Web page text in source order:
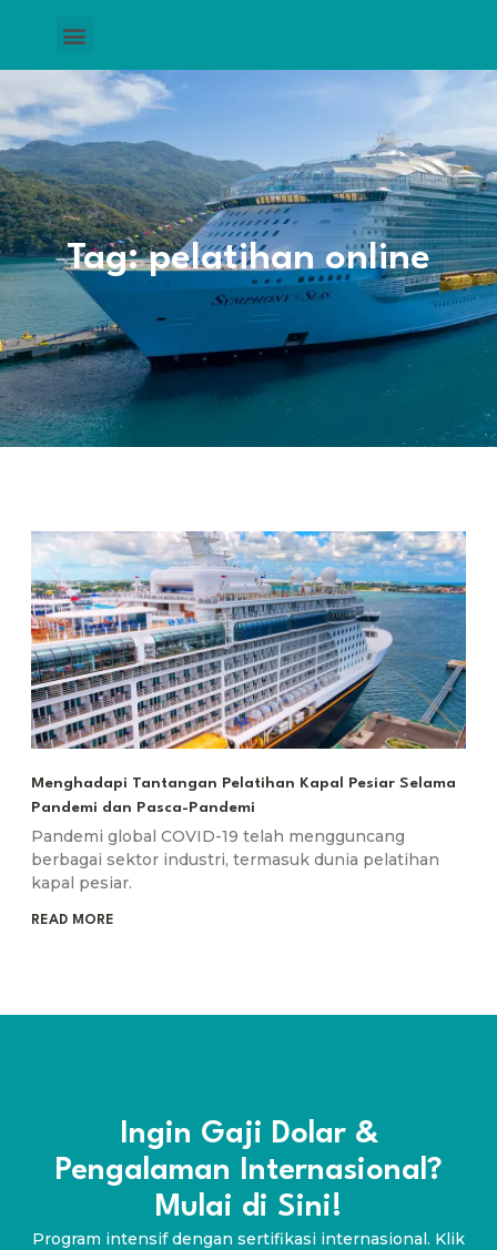
Tag: pelatihan online
Menghadapi Tantangan Pelatihan Kapal Pesiar Selama
Pandemi dan Pasca-Pandemi
Pandemi global COVID-19 telah mengguncang
berbagai sektor industri, termasuk dunia pelatihan
kapal pesiar.
READ MORE
Ingin Gaji Dolar &
Pengalaman Internasional?
Mulai di Sini!
Program intensif dengan sertifikasi internasional. Klik